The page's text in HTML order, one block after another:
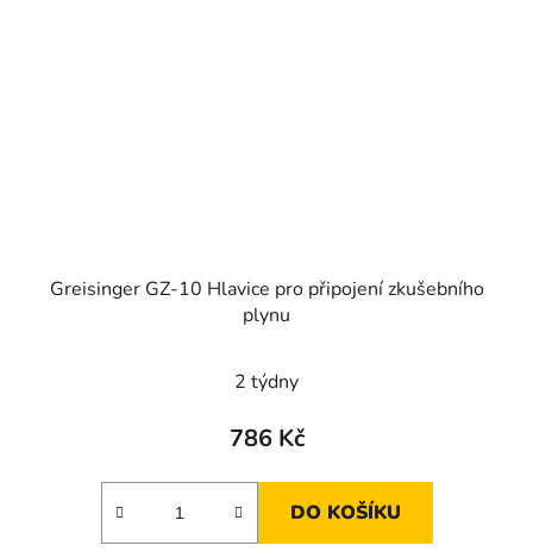
Greisinger GZ-10 Hlavice pro připojení zkušebního
plynu
2 týdny
786 Kč
DO KOŠÍKU